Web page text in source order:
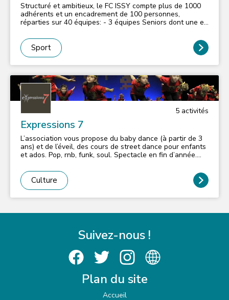
Structuré et ambitieux, le FC ISSY compte plus de 1000
adhérents et un encadrement de 100 personnes,
réparties sur 40 équipes: - 3 équipes Seniors dont une en
équipes U17 - 1 équipes U16 - 3 équipes U15 - 1 équipe
en U14 REG - École de Football : - 200 enfants de U6 à
U9 - 8 équipes poussins U11 - 7 équipes benjamins U13
Label FFF/Adidas depuis 2006 Tournoi international
Loisir.
Sport
5 activités
Expressions 7
L’association vous propose du baby dance (à partir de 3
ans) et de l’éveil, des cours de street dance pour enfants
et ados. Pop, rnb, funk, soul. Spectacle en fin d’année.
abdos fessiers. Cours d’essai gratuit.
Culture
Suivez-nous !
Plan du site
Accueil